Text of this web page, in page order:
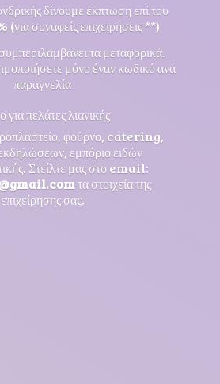
δίνουμε έκπτωση επί του
(για συναφείς επιχειρήσεις **)
τα μεταφορικά.
μόνο έναν κωδικό ανά
παραγγελία
για πελάτες λιανικής
φούρνο, catering,
εμπόριο ειδών
Στείλτε μας στο email:
τα στοιχεία της
επιχείρησης σας.